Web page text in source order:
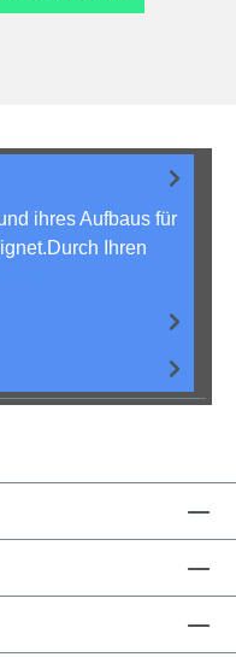
ihres Aufbaus für
Ihren